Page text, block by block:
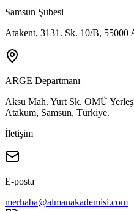
Samsun Şubesi
Atakent, 3131. Sk. 10/B, 55000
ARGE Departmanı
Aksu Mah. Yurt Sk. OMÜ
Atakum, Samsun, Türkiye.
İletişim
E-posta
merhaba@almanakademisi.com